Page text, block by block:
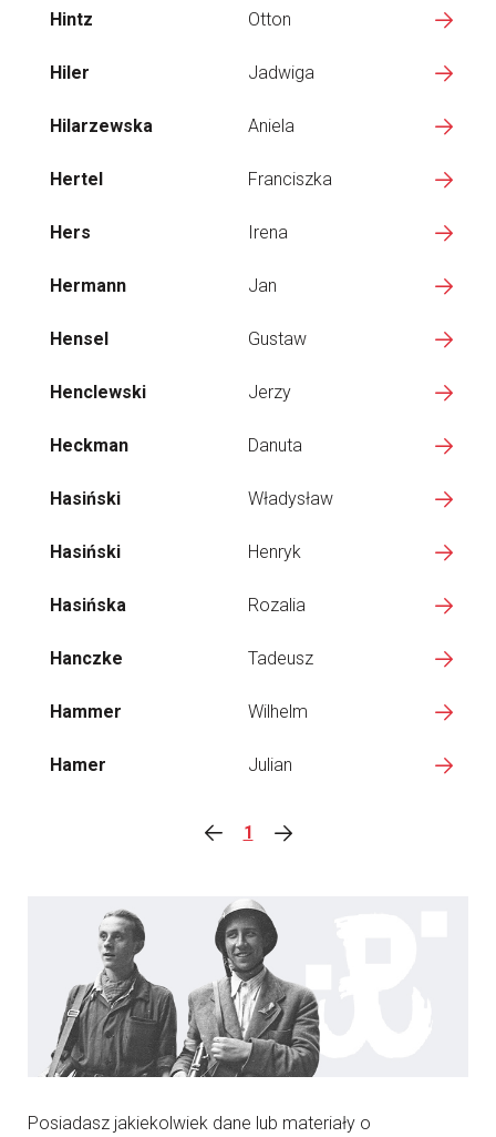
Hintz Otton
Hiler Jadwiga
Hilarzewska Aniela
Hertel Franciszka
Hers Irena
Hermann Jan
Hensel Gustaw
Henclewski Jerzy
Heckman Danuta
Hasiński Władysław
Hasiński Henryk
Hasińska Rozalia
Hanczke Tadeusz
Hammer Wilhelm
Hamer Julian
1
Posiadasz jakiekolwiek dane lub materiały o